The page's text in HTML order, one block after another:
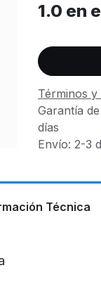
1.0 en
Términos y
Garantía
días
Envío: 2-3
Técnica